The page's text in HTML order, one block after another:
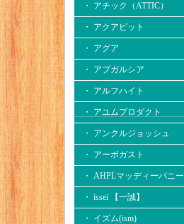
・ アチック（ATTIC）
・ アクアビット
・ アグア
・ アブガルシア
・ アルフハイト
・ アユムプロダクト
・ アンクルジョッシュ
・ アーボガスト
・ AHPLマッディーバニー
・ issei 【一誠】
・ イズム(ism)